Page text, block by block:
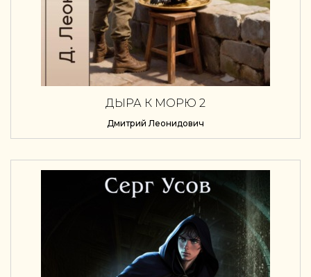
ДЫРА К МОРЮ 2
Дмитрий Леонидович